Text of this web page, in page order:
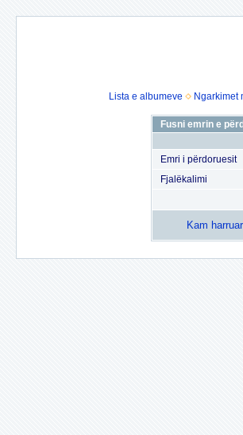
Lista e albumeve
Ngarkimet
Fusni emrin e
Emri i përdoruesit
Fjalëkalimi
Kam